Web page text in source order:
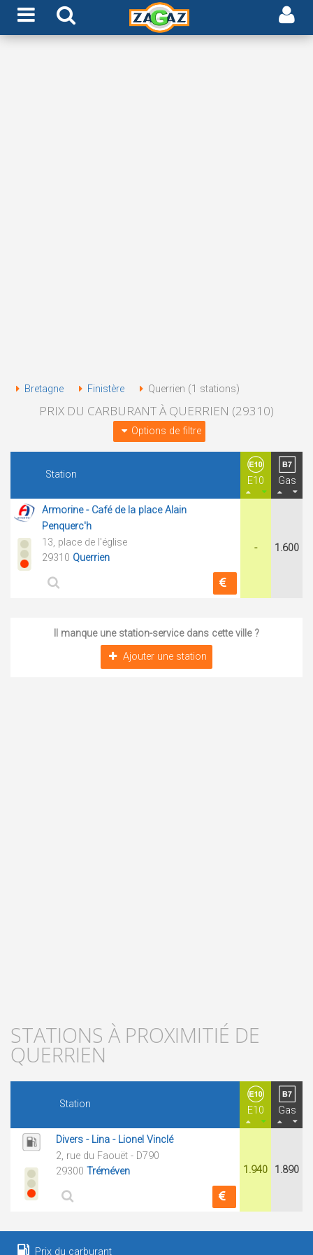
Bretagne Finistère Querrien (1 stations)
PRIX DU CARBURANT À QUERRIEN (29310)
Options de filtre
Station
E10 Gas
Armorine - Café de la place Alain
Penquerc'h
13, place de l'église
29310 Querrien
- 1.600
Il manque une station-service dans cette ville ?
Ajouter une station
STATIONS À PROXIMITIÉ DE
QUERRIEN
Station
E10 Gas
Divers - Lina - Lionel Vinclé
2, rue du Faouët - D790
29300 Tréméven 1.940 1.890
Prix du carburant